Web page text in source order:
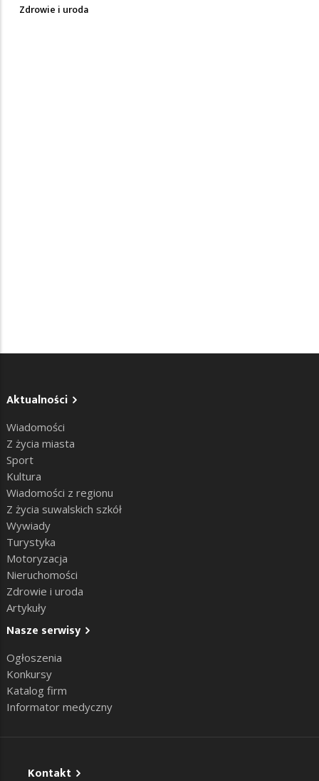
Zdrowie i uroda
Aktualności
Wiadomości
Z życia miasta
Sport
Kultura
Wiadomości z regionu
Z życia suwalskich szkół
Wywiady
Turystyka
Motoryzacja
Nieruchomości
Zdrowie i uroda
Artykuły
Nasze serwisy
Ogłoszenia
Konkursy
Katalog firm
Informator medyczny
Kontakt